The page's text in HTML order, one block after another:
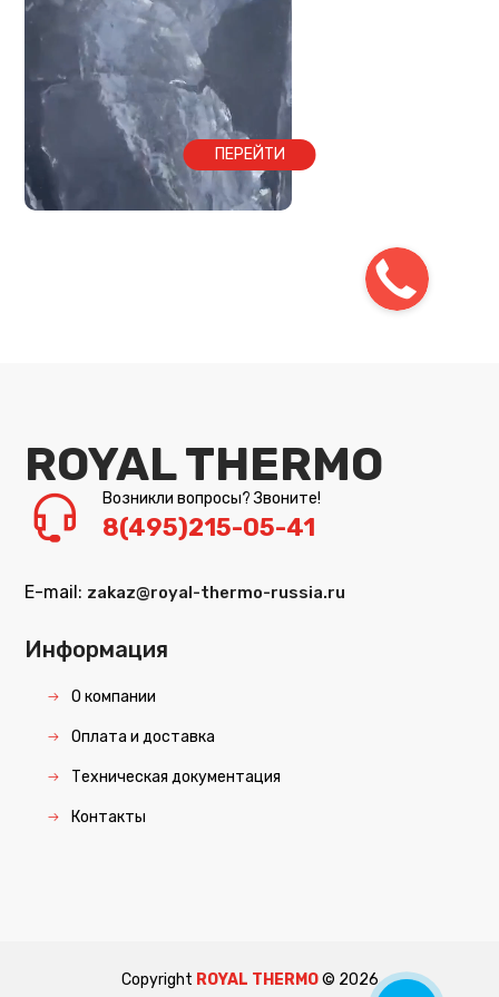
ПЕРЕЙТИ
ROYAL THERMO
Возникли вопросы? Звоните!
8(495)215-05-41
E-mail: zakaz@royal-thermo-russia.ru
Информация
О компании
Оплата и доставка
Техническая документация
Контакты
Copyright ROYAL THERMO© 2026